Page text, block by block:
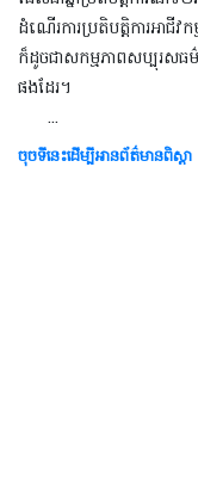
ដំណើរការប្រតិបត្តិការអាជីវក
ក៏ដូចជាសកម្មភាពសប្បុរសធម៌
ផង
...
ចុចទីនេះដើម្បីអានព័ត៌មានពិស្តា